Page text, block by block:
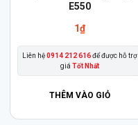
E550
1₫
Liên hệ0914 212 616để được hỗ trợ
giá Tốt Nhất
THÊM VÀO GIỎ